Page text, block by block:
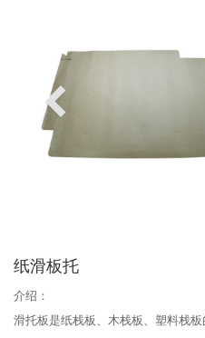
纸滑板托
介绍：
滑托板是纸栈板、木栈板、塑料栈